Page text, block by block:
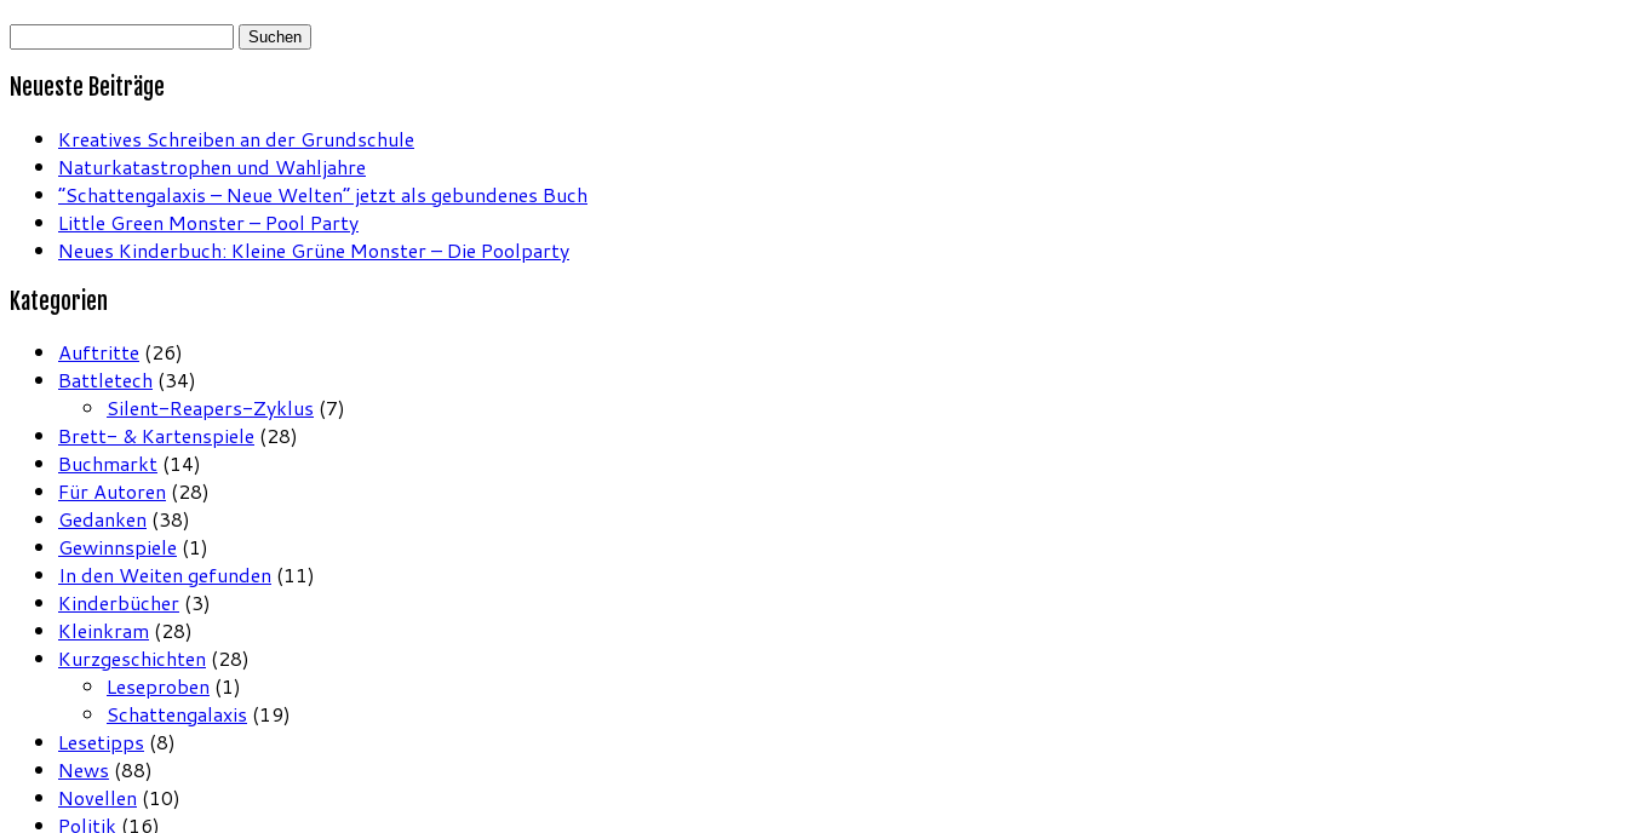
Suchen
Neueste Beiträge
Kreatives Schreiben an der Grundschule
Naturkatastrophen und Wahljahre
“Schattengalaxis – Neue Welten” jetzt als gebundenes Buch
Little Green Monster – Pool Party
Neues Kinderbuch: Kleine Grüne Monster – Die Poolparty
Kategorien
Auftritte (26)
Battletech (34)
Silent-Reapers-Zyklus (7)
Brett- & Kartenspiele (28)
Buchmarkt (14)
Für Autoren (28)
Gedanken (38)
Gewinnspiele (1)
In den Weiten gefunden (11)
Kinderbücher (3)
Kleinkram (28)
Kurzgeschichten (28)
Leseproben (1)
Schattengalaxis (19)
Lesetipps (8)
News (88)
Novellen (10)
Politik (16)